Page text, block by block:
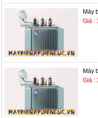
Máy
Giá :
Máy
Giá :